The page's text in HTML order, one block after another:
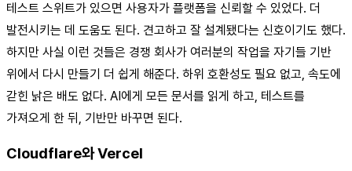
테스트 스위트가 있으면 사용자가 플랫폼을 신뢰할 수 있었다. 더
발전시키는 데 도움도 된다. 견고하고 잘 설계됐다는 신호이기도 했다.
하지만 사실 이런 것들은 경쟁 회사가 여러분의 작업을 자기들 기반
위에서 다시 만들기 더 쉽게 해준다. 하위 호환성도 필요 없고, 속도에
갇힌 낡은 배도 없다. AI에게 모든 문서를 읽게 하고, 테스트를
가져오게 한 뒤, 기반만 바꾸면 된다.
Cloudflare와 Vercel